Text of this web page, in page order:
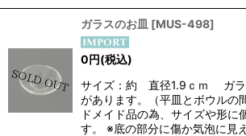
ガラスのお皿 [MUS-498]
0円(税込)
サイズ：約 直径1.9ｃｍ ガラ
があります。（平皿とボウルの
ドメイド品の為、サイズや形に
す。 ※底の部分に傷か気泡に見